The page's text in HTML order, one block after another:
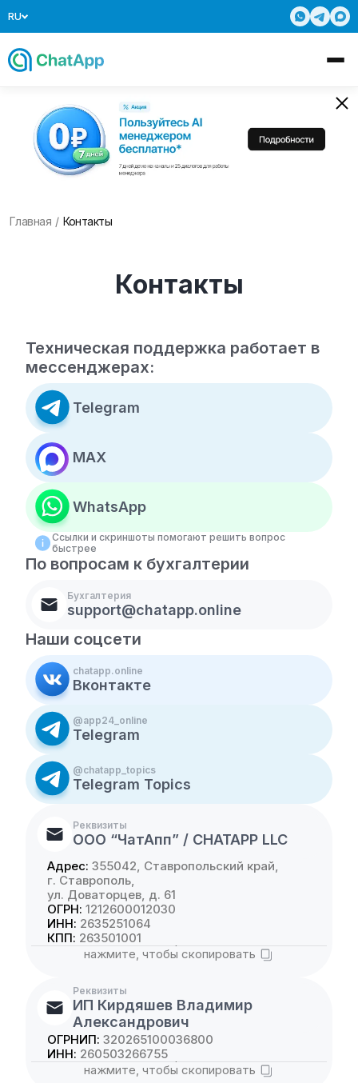
RU
Главная / Контакты
Контакты
Техническая поддержка работает в
мессенджерах:
Telegram
MAX
WhatsApp
Ссылки и скриншоты помогают решить вопрос
быстрее
По вопросам к бухгалтерии
Бухгалтерия
support@chatapp.online
Наши соцсети
chatapp.online
Вконтакте
@app24_online
Telegram
@chatapp_topics
Telegram Topics
Реквизиты
ООО “ЧатАпп” / CHATAPP LLC
Адрес: 355042, Ставропольский край,
г. Ставрополь,
ул. Доваторцев, д. 61
ОГРН: 1212600012030
ИНН: 2635251064
КПП: 263501001Скопировано!
нажмите, чтобы скопировать
Реквизиты
ИП Кирдяшев Владимир
Александрович
ОГРНИП: 320265100036800
ИНН: 260503266755Скопировано!
нажмите, чтобы скопировать